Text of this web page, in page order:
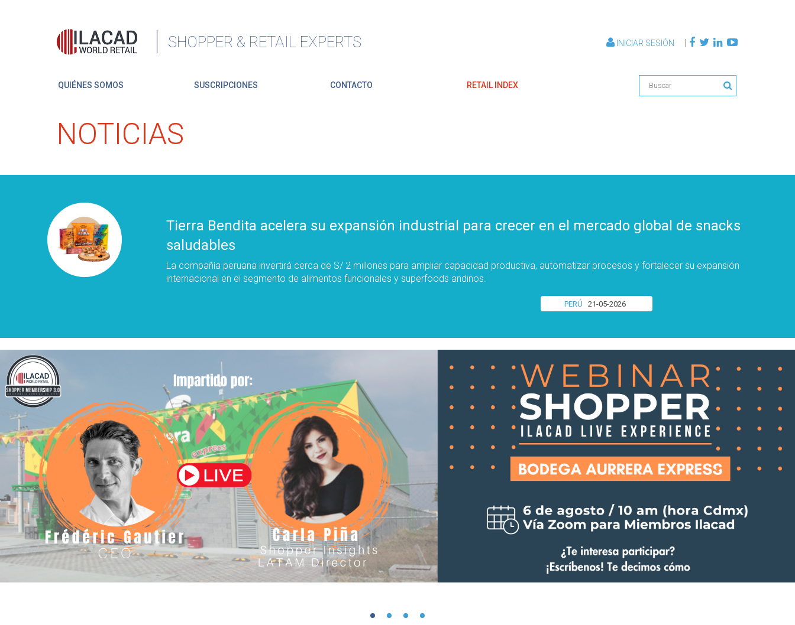
SHOPPER & RETAIL EXPERTS INICIAR SESIÓN |
QUIÉNES SOMOS SUSCRIPCIONES CONTACTO RETAIL INDEX
NOTICIAS
Tierra Bendita acelera su expansión industrial para crecer en el mercado global de snacks
saludables
La compañía peruana invertirá cerca de S/ 2 millones para ampliar capacidad productiva, automatizar procesos y fortalecer su expansión
internacional en el segmento de alimentos funcionales y superfoods andinos.
PERÚ 21-05-2026